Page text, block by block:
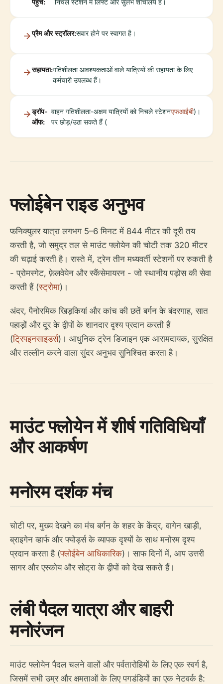
प्रैम और स्ट्रॉलर:सवार होने पर स्वागत है।
सहायता:गतिशीलता आवश्यकताओं वाले यात्रियों की सहायता के लिए
कर्मचारी उपलब्ध हैं।
ड्रॉप-
ऑफ:
वाहन गतिशीलता-अक्षम यात्रियों को निचले स्टेशन
पर छोड़/उठा सकते हैं (
एफआईबी)।
फ्लोईबेन राइड अनुभव
फनिक्युलर यात्रा लगभग 5–6 मिनट में 844 मीटर की दूरी तय
करती है, जो समुद्र तल से माउंट फ्लोयेन की चोटी तक 320 मीटर
की चढ़ाई करती है। रास्ते में, ट्रेन तीन मध्यवर्ती स्टेशनों पर रुकती है
- प्रोमस्गेट, फ़ेलवेयेन और स्कैंसेमायरन - जो स्थानीय पड़ोस की सेवा
करती हैं (स्ट्रोमा)।
अंदर, पैनोरमिक खिड़कियां और कांच की छतें बर्गन के बंदरगाह, सात
पहाड़ों और दूर के द्वीपों के शानदार दृश्य प्रदान करती हैं
(ट्रिपइनसाइडर्स)। आधुनिक ट्रेन डिजाइन एक आरामदायक, सुरक्षित
और तल्लीन करने वाला सुंदर अनुभव सुनिश्चित करता है।
माउंट फ्लोयेन में शीर्ष गतिविधियाँ
और आकर्षण
मनोरम दर्शक मंच
चोटी पर, मुख्य देखने का मंच बर्गन के शहर के केंद्र, वागेन खाड़ी,
ब्राइगेन व्हार्फ और फ्योर्ड्स के व्यापक दृश्यों के साथ मनोरम दृश्य
प्रदान करता है (फ्लोईबेन आधिकारिक)। साफ दिनों में, आप उत्तरी
सागर और एस्कोय और सोट्रा के द्वीपों को देख सकते हैं।
लंबी पैदल यात्रा और बाहरी
मनोरंजन
माउंट फ्लोयेन पैदल चलने वालों और पर्वतारोहियों के लिए एक स्वर्ग है,
जिसमें सभी उम्र और क्षमताओं के लिए पगडंडियों का एक नेटवर्क है: